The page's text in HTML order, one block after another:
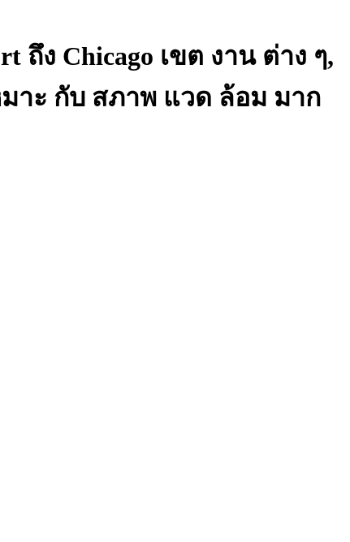
ง Chicago เขต งาน ต่าง ๆ,
าะ กับ สภาพ แวด ล้อม มาก